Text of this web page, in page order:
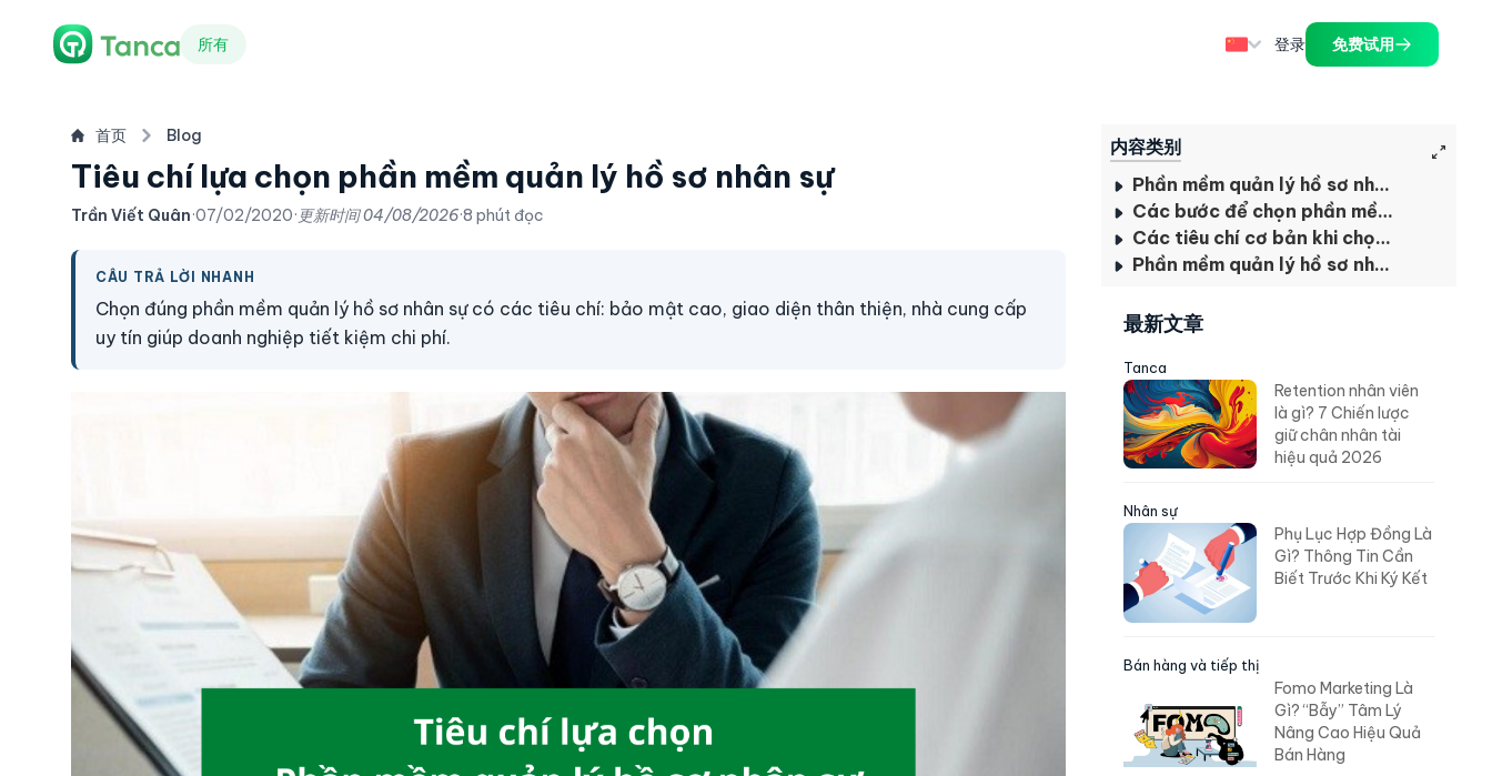
所有 登录 免费试用
首页 Blog
Tiêu chí lựa chọn phần mềm quản lý hồ sơ nhân sự
Trần Viết Quân·07/02/2020· 更新时间04/08/2026·8 phút đọc
CÂU TRẢ LỜI NHANH
Chọn đúng phần mềm quản lý hồ sơ nhân sự có các tiêu chí: bảo mật cao, giao diện thân thiện, nhà cung cấp
uy tín giúp doanh nghiệp tiết kiệm chi phí.
内容类别
Phần mềm quản lý hồ sơ nhân sự là gì?
Các bước để chọn phần mềm quản lý hồ sơ nhân sự phù hợp
Các tiêu chí cơ bản khi chọn phần mềm quản lý hồ sơ nhân sự
Phần mềm quản lý hồ sơ nhân sự Tanca
最新文章
Tanca
Retention nhân viên
là gì? 7 Chiến lược
giữ chân nhân tài
hiệu quả 2026
Nhân sự
Phụ Lục Hợp Đồng Là
Gì? Thông Tin Cần
Biết Trước Khi Ký Kết
Bán hàng và tiếp thị
Fomo Marketing Là
Gì? “Bẫy” Tâm Lý
Nâng Cao Hiệu Quả
Bán Hàng